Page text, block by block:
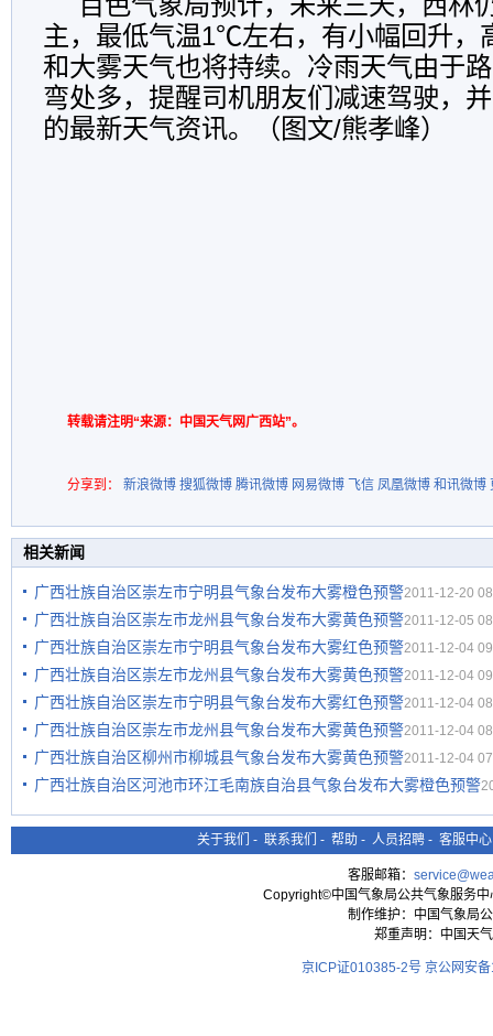
主，最低气温1℃左右，有小幅回升，
和大雾天气也将持续。冷雨天气由于
弯处多，提醒司机朋友们减速驾驶，
的最新天气资讯。（图文/熊孝峰）
转载请注明“来源：中国天气网广西站”。
分享到： 新浪微博 搜狐微博 腾讯微博 网易微博 飞信 凤凰微博 和讯微博
相关新闻
广西壮族自治区崇左市宁明县气象台发布大雾橙色预警2011-12-20
广西壮族自治区崇左市龙州县气象台发布大雾黄色预警2011-12-05
广西壮族自治区崇左市宁明县气象台发布大雾红色预警2011-12-04
广西壮族自治区崇左市龙州县气象台发布大雾黄色预警2011-12-04
广西壮族自治区崇左市宁明县气象台发布大雾红色预警2011-12-04
广西壮族自治区崇左市龙州县气象台发布大雾黄色预警2011-12-04
广西壮族自治区柳州市柳城县气象台发布大雾黄色预警2011-12-04
广西壮族自治区河池市环江毛南族自治县气象台发布大雾橙色预警
关于我们 - 联系我们 - 帮助 - 人员招聘 - 客服中心
客服邮箱：
Copyright©中国气象局公共气象服务
制作维护：中国气象局
郑重声明：中国天
京ICP证010385-2号 京公网安